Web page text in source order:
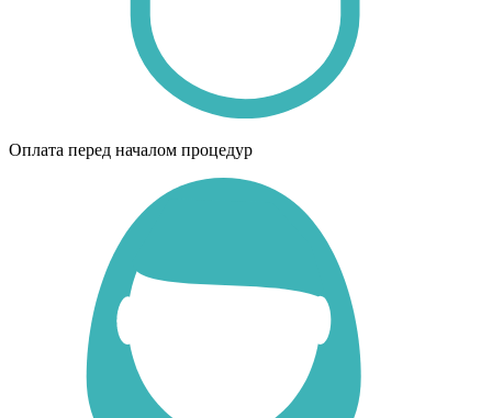
Оплата перед началом процедур